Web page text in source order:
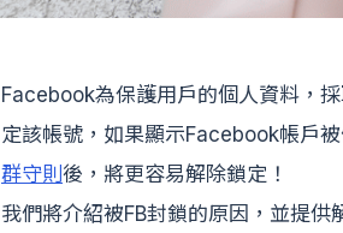
Facebook為保護用戶的個人資料，
定該帳號，如果顯示Facebook帳戶
群守則後，將更容易解除鎖定！
我們將介紹被FB封鎖的原因，並提供